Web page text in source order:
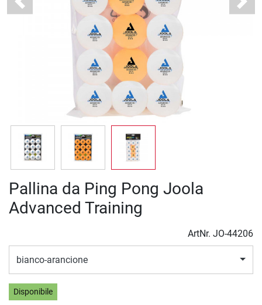
Previous Next
Pallina da Ping Pong Joola
Advanced Training
ArtNr. JO-44206
bianco-arancione
Disponibile